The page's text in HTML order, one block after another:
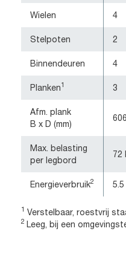
Wielen 4
Stelpoten 2
Binnendeuren 4
Planken1 3
Afm. plank
B x D (mm)
Max. belasting
per legbord
72
Energieverbruik2
1 Verstelbaar, roestvrij
2 Leeg, bij een